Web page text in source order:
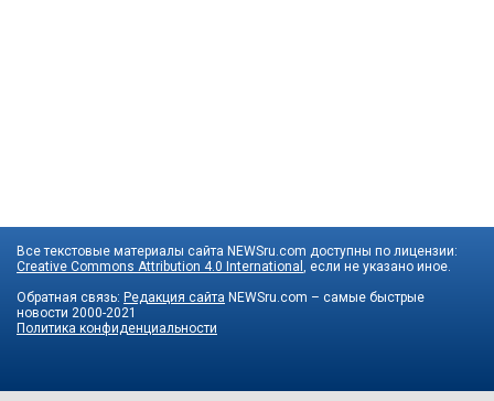
Все текстовые материалы сайта NEWSru.com доступны по лицензии:
Creative Commons Attribution 4.0 International , если не указано иное.
Обратная связь: Редакция сайта NEWSru.com – самые быстрые
новости 2000-2021
Политика конфиденциальности